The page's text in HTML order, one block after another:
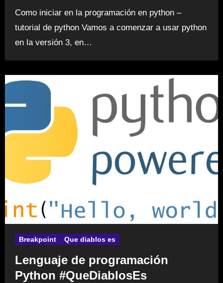
Como iniciar en la programación en python –
tutorial de python Vamos a comenzar a usar python
en la versión 3, en…
Breakpoint Que diablos es
Lenguaje de programación
Python #QueDiablosEs